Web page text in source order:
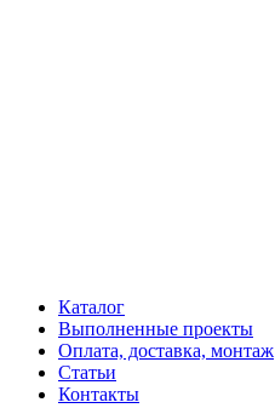
Каталог
Выполненные проекты
Оплата, доставка, монтаж
Статьи
Контакты